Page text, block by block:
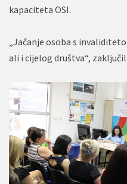
kapaciteta OSI.
„Jačanje osoba s
ali i cijelog društva“,